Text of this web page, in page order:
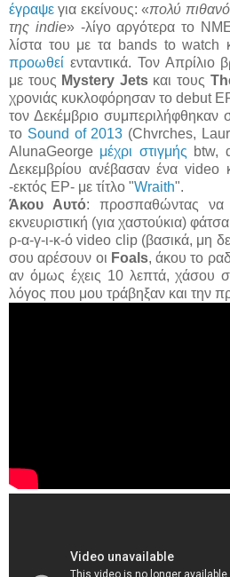
έγραψε για εκείνους: «πολύ
της indie» -λίγο αργότερα το
λίστα του με τα bands to watch
προωθεί ενταντικά. Τον Απρίλιο
με τους Mystery Jetsκαι τους
χρονιάς κυκλοφόρησαν το debut
τον Δεκέμβριο συμπεριλήφθηκαν
το Sound of 2013 (Chvrches,
AlunaGeorge μέχρι στιγμής btw,
Δεκεμβρίου ανέβασαν ένα video
-εκτός EP- με τίτλο "Wraith".
Άκου Αυτό: προσπαθώντας να
εκνευριστική (για χαστούκια)
ρ-α-γ-ι-κ-ό video clip (βασικά, μη
σου αρέσουν οι Foals, άκου το
αν όμως έχεις 10 λεπτά, χάσου
λόγος που μου τράβηξαν και την